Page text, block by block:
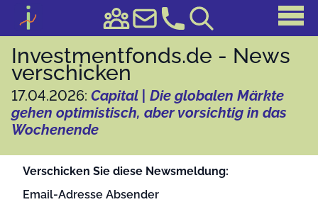
Investmentfonds.de - News
verschicken
17.04.2026: Capital | Die globalen Märkte
gehen optimistisch, aber vorsichtig in das
Wochenende
Verschicken Sie diese Newsmeldung:
Email-Adresse Absender